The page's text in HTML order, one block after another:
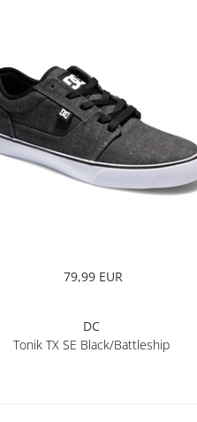
79,99 EUR
DC
Tonik TX SE Black/Battleship